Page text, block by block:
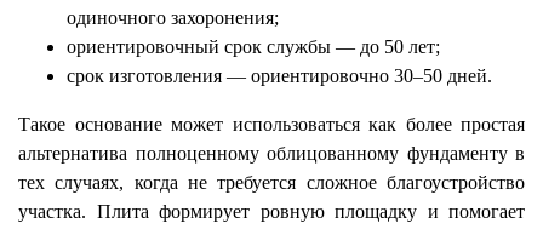
одиночного захоронения;
ориентировочный срок службы — до 50 лет;
срок изготовления — ориентировочно 30–50 дней.
Такое основание может использоваться как более простая
альтернатива полноценному облицованному фундаменту в
тех случаях, когда не требуется сложное благоустройство
участка. Плита формирует ровную площадку и помогает